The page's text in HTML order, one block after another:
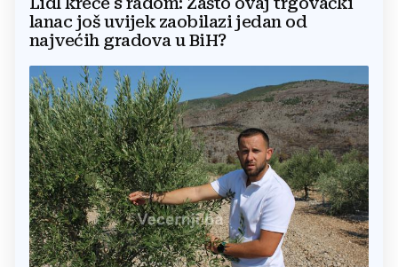
lanac još uvijek zaobilazi jedan od
najvećih gradova u BiH?